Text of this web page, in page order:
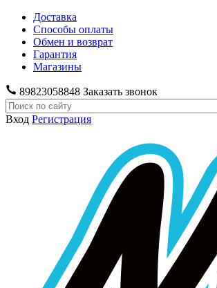
Доставка
Способы оплаты
Обмен и возврат
Гарантия
Магазины
89823058848 Заказать звонок
Вход Регистрация